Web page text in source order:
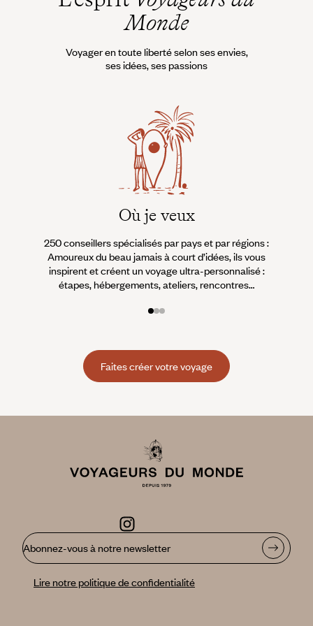
Monde
Voyager en toute liberté selon ses envies,
ses idées, ses passions
Où je veux
250 conseillers spécialisés par pays et par régions :
Amoureux du beau jamais à court d’idées, ils vous
inspirent et créent un voyage ultra-personnalisé :
étapes, hébergements, ateliers, rencontres…
Faites créer votre voyage
Abonnez-vous à notre newsletter
Lire notre politique de confidentialité